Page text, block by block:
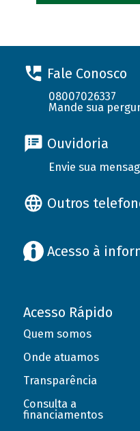
Fale Conosco
08007026337
Mande sua
Ouvidoria
Envie sua
Outros
Acesso à
Acesso Rápido
Quem somos
Onde atuamos
Transparência
Consulta a
financiamentos